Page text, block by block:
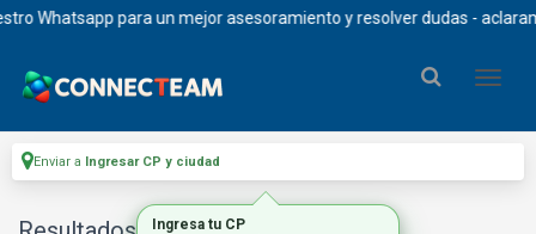
Whatsapp para un mejor asesoramiento y resolver dudas -
Enviar a Ingresar CP y ciudad
Ingresa tu CP